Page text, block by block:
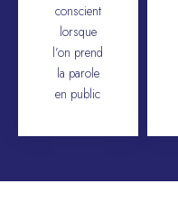
conscient
lorsque
l’on prend
la parole
en public